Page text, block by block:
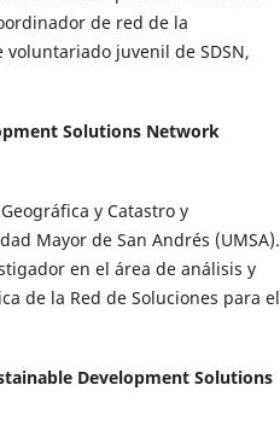
de red de la
juvenil de SDSN,
Solutions Network
y Catastro y
Mayor de San Andrés (UMSA).
en el área de análisis y
de la Red de Soluciones para el
Development Solutions